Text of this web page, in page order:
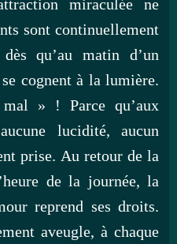
miraculée ne
sont continuellement
qu’au matin d’un
cognent à la lumière.
» ! Parce qu’aux
lucidité, aucun
prise. Au retour de la
de la journée, la
reprend ses droits.
aveugle, à chaque